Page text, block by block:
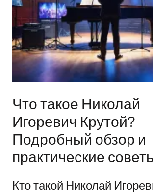
Что такое Николай
Игоревич Крутой?
Подробный обзор и
практические
Кто такой Николай